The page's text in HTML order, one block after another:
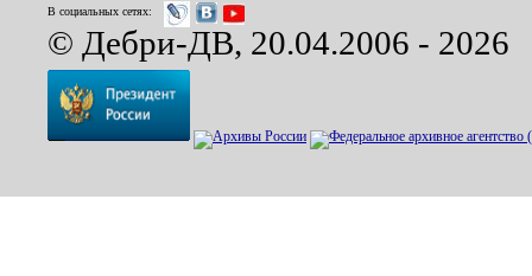
В социальных сетях:
© Дебри-ДВ, 20.04.2006 - 2026